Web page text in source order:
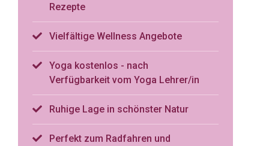
Rezepte
Vielfältige Wellness Angebote
Yoga kostenlos - nach
Verfügbarkeit vom Yoga Lehrer/in
Ruhige Lage in schönster Natur
Perfekt zum Radfahren und